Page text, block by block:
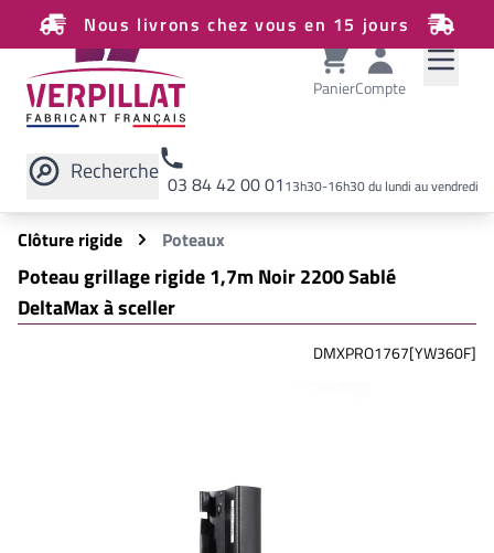
Nous livrons chez vous en 15 jours
PanierCompte
Recherche 03 84 42 00 0113h30-16h30 du lundi au vendredi
Rechercher sur le site
Clôture rigide
Poteaux
Poteau grillage rigide 1,7m Noir 2200 Sablé
DeltaMax à sceller
DMXPRO1767[YW360F]